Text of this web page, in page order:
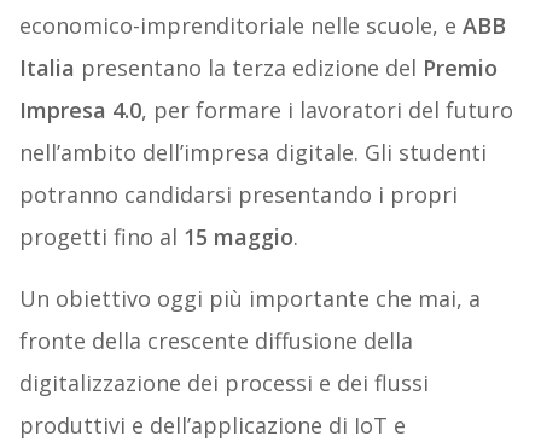
economico-imprenditoriale nelle scuole, e ABB
Italia presentano la terza edizione del Premio
Impresa 4.0, per formare i lavoratori del futuro
nell’ambito dell’impresa digitale. Gli studenti
potranno candidarsi presentando i propri
progetti fino al 15 maggio.
Un obiettivo oggi più importante che mai, a
fronte della crescente diffusione della
digitalizzazione dei processi e dei flussi
produttivi e dell’applicazione di IoT e